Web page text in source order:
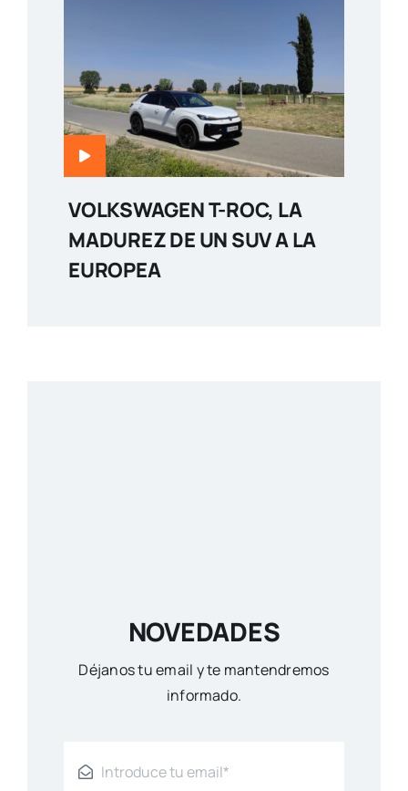
VOLKSWAGEN T-ROC, LA
MADUREZ DE UN SUV A LA
EUROPEA
NOVEDADES
Déjanos tu email y te mantendremos
informado.